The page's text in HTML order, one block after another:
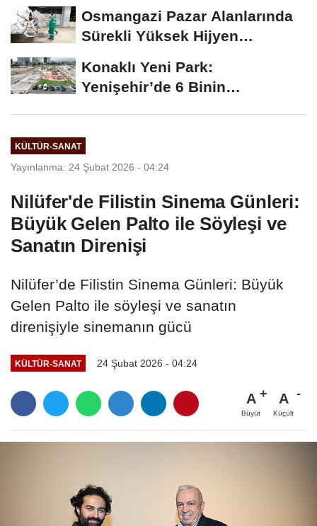
Osmangazi Pazar Alanlarında
Sürekli Yüksek Hijyen
Konaklı Yeni Park:
Yenişehir’de 6 Binin
KÜLTÜR-SANAT
Yayınlanma: 24 Şubat 2026 - 04:24
Nilüfer'de Filistin Sinema Günleri:
Büyük Gelen Palto ile Söyleşi ve
Sanatın Direnişi
Nilüfer’de Filistin Sinema Günleri: Büyük
Gelen Palto ile söyleşi ve sanatın
direnişiyle sinemanın gücü
KÜLTÜR-SANAT 24 Şubat 2026 - 04:24
A
Büyüt
A
Küçült